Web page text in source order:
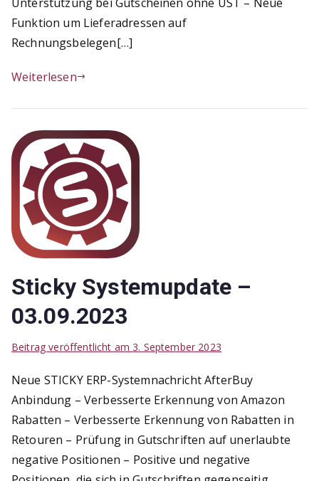
Funktion um Lieferadressen auf
Rechnungsbelegen[…]
Weiterlesen
Sticky Systemupdate –
03.09.2023
Beitrag veröffentlicht am3. September 2023
Neue STICKY ERP-Systemnachricht AfterBuy
Anbindung – Verbesserte Erkennung von Amazon
Rabatten – Verbesserte Erkennung von Rabatten in
Retouren – Prüfung in Gutschriften auf unerlaubte
negative Positionen – Positive und negative